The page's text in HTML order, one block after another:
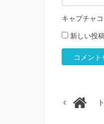
キャプチャ
新しい投